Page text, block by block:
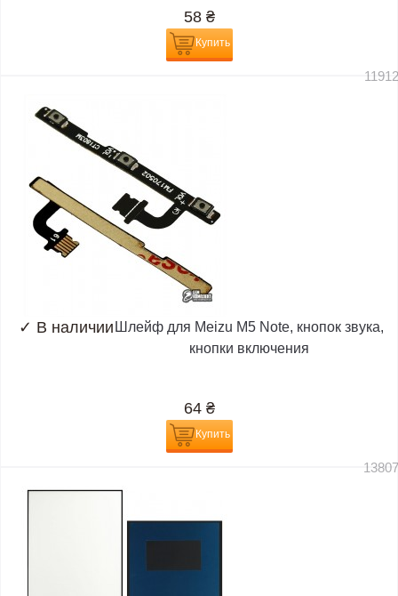
58 ₴
Купить
✓ В наличии Шлейф для Meizu M5 Note, кнопок звука,
кнопки включения
64 ₴
Купить